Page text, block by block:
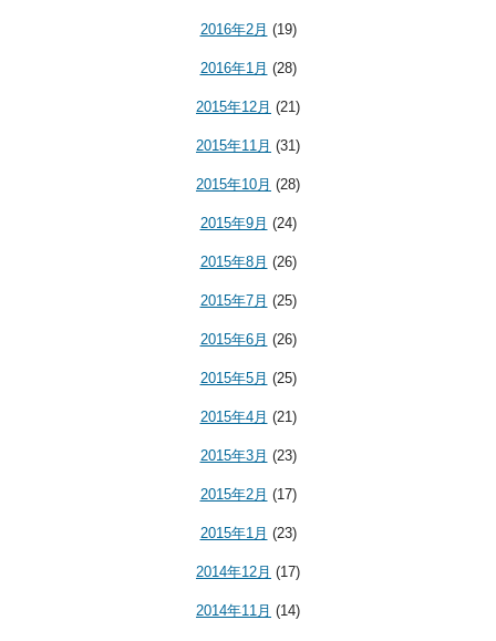
2016年2月 (19)
2016年1月 (28)
2015年12月 (21)
2015年11月 (31)
2015年10月 (28)
2015年9月 (24)
2015年8月 (26)
2015年7月 (25)
2015年6月 (26)
2015年5月 (25)
2015年4月 (21)
2015年3月 (23)
2015年2月 (17)
2015年1月 (23)
2014年12月 (17)
2014年11月 (14)